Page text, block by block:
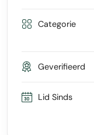
Categorie
Geverifieerd
Lid Sinds